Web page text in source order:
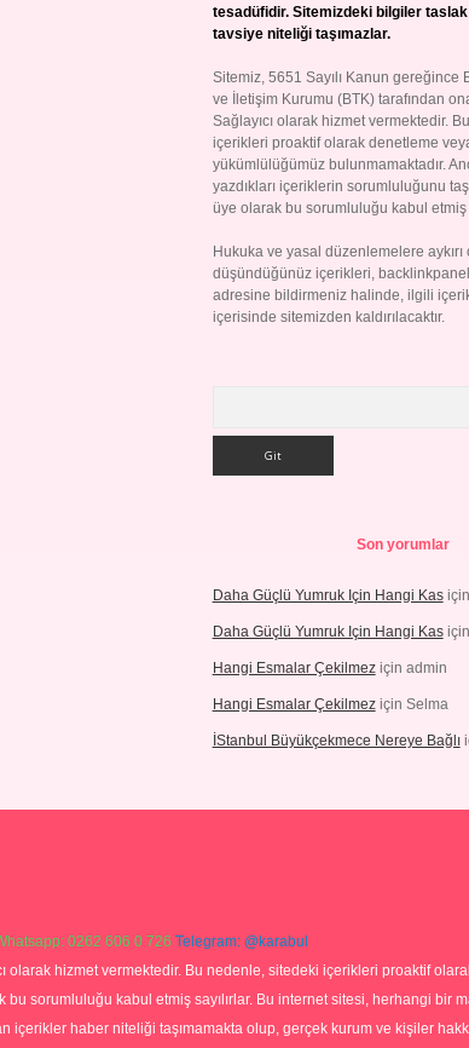
tesadüfidir. Sitemizdeki bilgiler
tavsiye niteliği taşımazlar.
Sitemiz, 5651 Sayılı Kanun gereğince
ve İletişim Kurumu (BTK) tarafından
Sağlayıcı olarak hizmet vermektedir.
içerikleri proaktif olarak denetleme
yükümlülüğümüz bulunmamaktadır.
yazdıkları içeriklerin sorumluluğunu
üye olarak bu sorumluluğu kabul etmiş
Hukuka ve yasal düzenlemelere
düşündüğünüz içerikleri,
adresine bildirmeniz halinde, ilgili
içerisinde sitemizden kaldırılacaktır.
Son yorumlar
Daha Güçlü Yumruk Için Hangi Kasiçin
Daha Güçlü Yumruk Için Hangi Kasiçin
Hangi Esmalar Çekilmeziçin admin
Hangi Esmalar Çekilmeziçin Selma
İStanbul Büyükçekmece Nereye Bağlı
0262 606 0 726 Telegram: @karabul
olarak hizmet vermektedir. Bu nedenle, sitedeki içerikleri proaktif
sorumluluğu kabul etmiş sayılırlar. Bu internet sitesi, herhangi bir
içerikler haber niteliği taşımamakta olup, gerçek kurum ve kişiler